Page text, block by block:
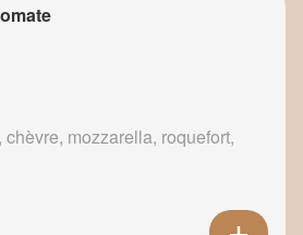
mozzarella, roquefort,